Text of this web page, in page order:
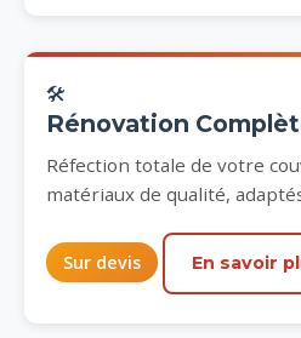
🛠
Rénovation
Réfection totale de votre
matériaux de qualité,
Sur devis En savoir